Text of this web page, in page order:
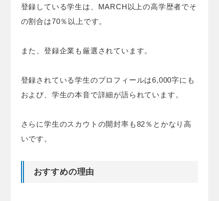
登録している学生は、MARCH以上の高学歴者でそ
の割合は70％以上です。
また、登録企業も厳選されています。
登録されている学生のプロフィールは6,000字にも
および、学生の本音で詳細が語られています。
さらに学生のスカウトの開封率も82％とかなり高
いです。
おすすめの理由